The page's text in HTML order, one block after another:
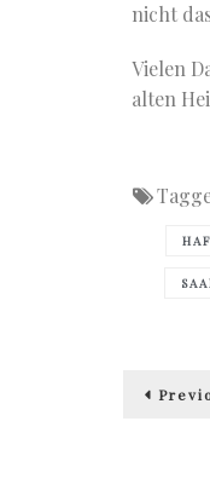
nicht
Vielen
alten